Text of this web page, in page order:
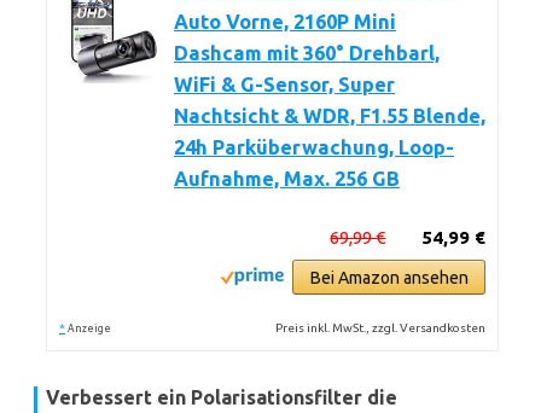
Auto Vorne, 2160P Mini
Dashcam mit 360° Drehbarl,
WiFi & G-Sensor, Super
Nachtsicht & WDR, F1.55 Blende,
24h Parküberwachung, Loop-
Aufnahme, Max. 256 GB
54,99 €
69,99 €
Bei Amazon ansehen
* Anzeige Preis inkl. MwSt., zzgl. Versandkosten
Verbessert ein Polarisationsfilter die